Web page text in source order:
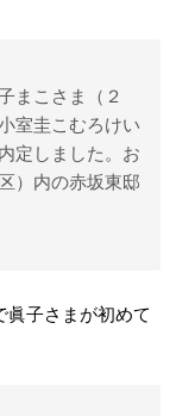
まこさま（２
室圭こむろけい
定しました。お
）内の赤坂東邸
子さまが初めて